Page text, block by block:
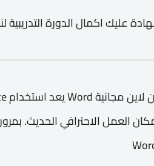
عليك اكمال الدورة التدريبية
العمل الاحترافي الحديث.